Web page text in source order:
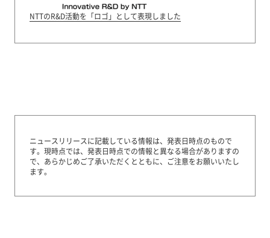
NTTのR&D活動を「ロゴ」として表現しました
ニュースリリースに記載している情報は、発表日時点のもので
す。 現時点では、発表日時点での情報と異なる場合がありますの
で、あらかじめご了承いただくとともに、ご注意をお願いいたし
ます。